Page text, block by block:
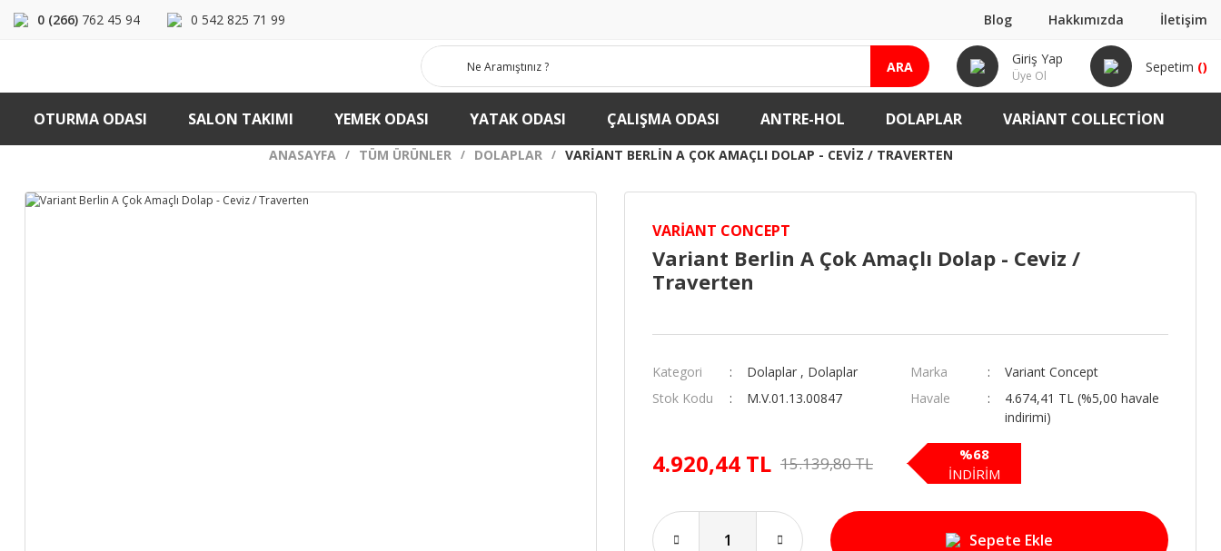
0 (266) 762 45 94 0 542 825 71 99 Blog Hakkımızda İletişim
ARA Giriş Yap
Üye Ol
Sepetim ()
OTURMA ODASI SALON TAKIMI YEMEK ODASI YATAK ODASI ÇALIŞMA ODASI ANTRE-HOL DOLAPLAR VARIANT COLLECTION
ANASAYFA TÜM ÜRÜNLER DOLAPLAR VARIANT BERLIN A ÇOK AMAÇLI DOLAP - CEVIZ / TRAVERTEN
VARIANT CONCEPT
Variant Berlin A Çok Amaçlı Dolap - Ceviz /
Traverten
Kategori Dolaplar , Dolaplar Marka
Variant Concept
Stok Kodu
M.V.01.13.00847 Havale
4.674,41 TL (%5,00 havale
indirimi)
4.920,44 TL 15.139,80 TL
%68
İNDİRİM
Sepete Ekle